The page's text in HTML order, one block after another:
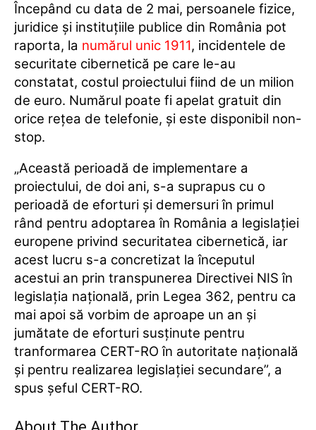
Începând cu data de 2 mai, persoanele fizice,
juridice şi instituţiile publice din România pot
raporta, la numărul unic 1911, incidentele de
securitate cibernetică pe care le-au
constatat, costul proiectului fiind de un milion
de euro. Numărul poate fi apelat gratuit din
orice reţea de telefonie, şi este disponibil non-
stop.
„Această perioadă de implementare a
proiectului, de doi ani, s-a suprapus cu o
perioadă de eforturi şi demersuri în primul
rând pentru adoptarea în România a legislaţiei
europene privind securitatea cibernetică, iar
acest lucru s-a concretizat la începutul
acestui an prin transpunerea Directivei NIS în
legislaţia naţională, prin Legea 362, pentru ca
mai apoi să vorbim de aproape un an şi
jumătate de eforturi susţinute pentru
tranformarea CERT-RO în autoritate naţională
şi pentru realizarea legislaţiei secundare”, a
spus şeful CERT-RO.